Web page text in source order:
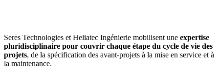
Seres Technologies etHeliatec Ingénierie mobilisent une expertise
pluridisciplinaire pour couvrir chaque étape du cycle de vie des
projets, de la spécification des avant-projets à la mise en service et à
la maintenance.